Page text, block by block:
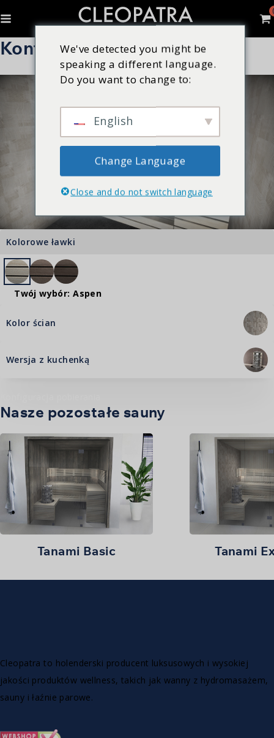
Konfigurator linii Mimos
Kolorowe ławki
Twój wybór: Aspen
Kolor ścian
Wersja z kuchenką
Twój wybór: Kuchenka okrągła
Nasze pozostałe sauny
Tanami Basic Tanami
Cleopatra to holenderski producent luksusowych i wysokiej
jakości produktów wellness, takich jak wanny z hydromasażem,
sauny i łaźnie parowe.
We've detected you might be
speaking a different language.
Do you want to change to:
English
Change Language
Close and do not switch language